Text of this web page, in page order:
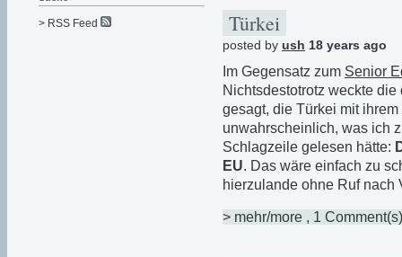
Türkei
posted by ush 18 years ago
Im Gegensatz zum Senior
Nichtsdestotrotz weckte
gesagt, die Türkei mit
unwahrscheinlich, was ich
Schlagzeile gelesen hätte:
EU. Das wäre einfach zu
hierzulande ohne Ruf nach
> mehr/more , 1 Comment(s)
> RSS Feed